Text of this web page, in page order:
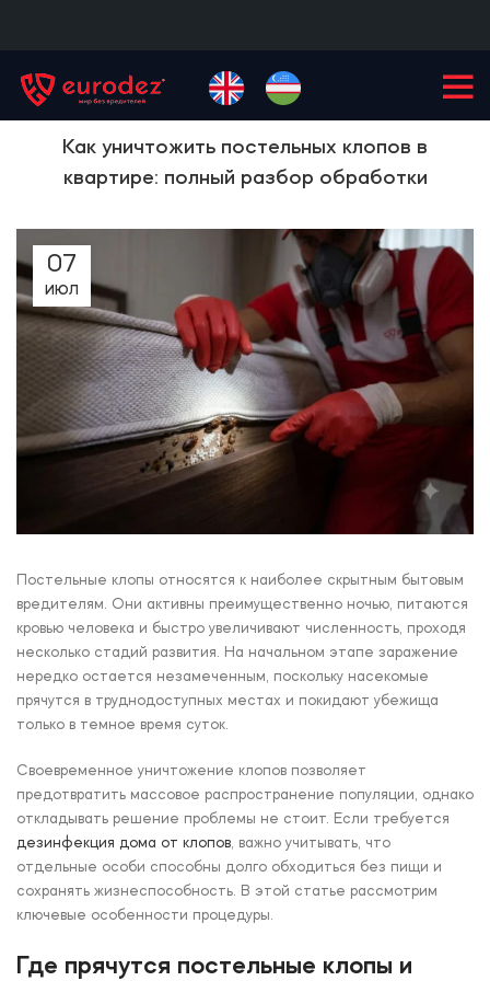
Как уничтожить постельных клопов в
квартире: полный разбор обработки
07
ИЮЛ
Постельные клопы относятся к наиболее скрытным бытовым
вредителям. Они активны преимущественно ночью, питаются
кровью человека и быстро увеличивают численность, проходя
несколько стадий развития. На начальном этапе заражение
нередко остается незамеченным, поскольку насекомые
прячутся в труднодоступных местах и покидают убежища
только в темное время суток.
Своевременное уничтожение клопов позволяет
предотвратить массовое распространение популяции, однако
откладывать решение проблемы не стоит. Если требуется
дезинфекция дома от клопов, важно учитывать, что
отдельные особи способны долго обходиться без пищи и
сохранять жизнеспособность. В этой статье рассмотрим
ключевые особенности процедуры.
Где прячутся постельные клопы и